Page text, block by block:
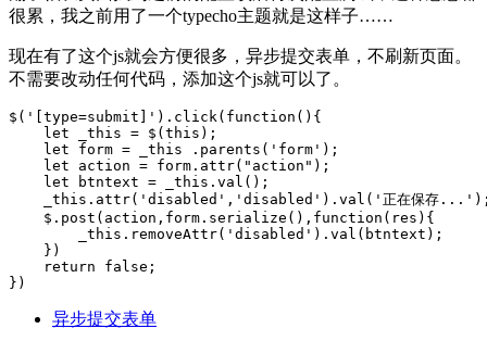
很累，我之前用了一个typecho主题就是这样子……
现在有了这个js就会方便很多，异步提交表单，不刷新页面。
不需要改动任何代码，添加这个js就可以了。
$('[type=submit]').click(function(){
let _this = $(this);
let form = _this .parents('form');
let action = form.attr("action");
let btntext = _this.val();
_this.attr('disabled','disabled').val('正在保存
$.post(action,form.serialize(),function(res){
_this.removeAttr('disabled').val(btntext);
})
return false;
})
异步提交表单